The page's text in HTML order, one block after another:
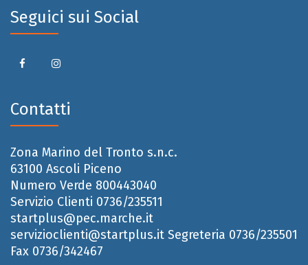
Seguici sui Social
Contatti
Zona Marino del Tronto s.n.c.
63100 Ascoli Piceno
Numero Verde 800443040
Servizio Clienti 0736/235511
startplus@pec.marche.it
servizioclienti@startplus.it Segreteria 0736/235501
Fax 0736/342467